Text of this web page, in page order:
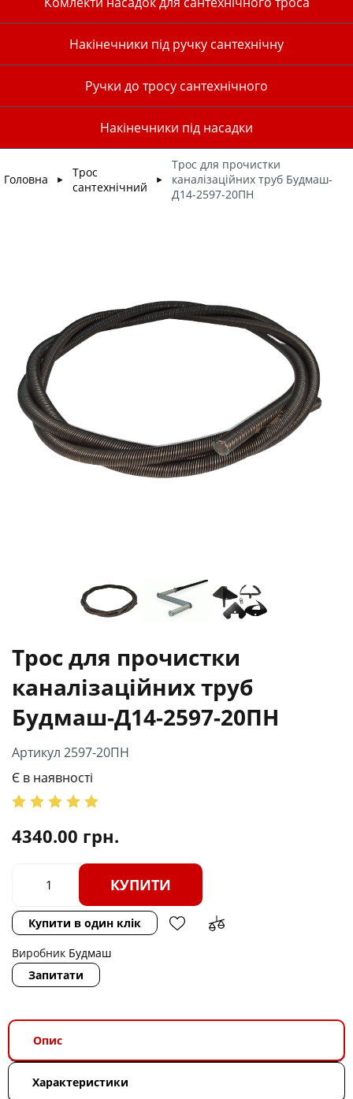
Накінечники під ручку сантехнічну
Ручки до тросу сантехнічного
Накінечники під насадки
Головна ►
Трос
сантехнічний
►
Трос для прочистки
каналізаційних труб Будмаш-
Д14-2597-20ПН
Трос для прочистки
каналізаційних труб
Будмаш-Д14-2597-20ПН
Артикул 2597-20ПН
Є в наявності
4340.00 грн.
КУПИТИ
Купити в один клік
Виробник Будмаш
Запитати
Опис
Характеристики